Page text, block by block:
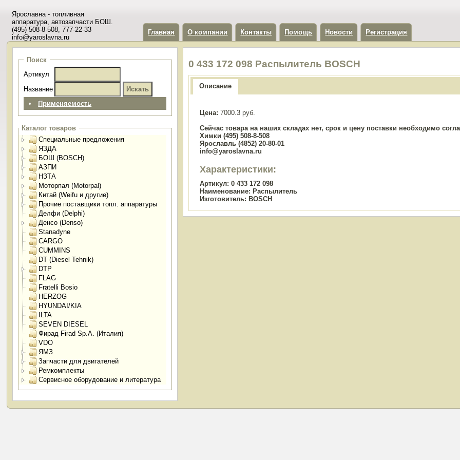
Ярославна - топливная
аппаратура, автозапчасти БОШ.
(495) 508-8-508, 777-22-33
info@yaroslavna.ru
Главная О компании Контакты Помощь Новости Регистрация
Поиск
Артикул
Название
Применяемость
Каталог товаров
Специальные предложения
ЯЗДА
БОШ (BOSCH)
АЗПИ
НЗТА
Моторпал (Motorpal)
Китай (Weifu и другие)
Прочие поставщики топл. аппаратуры
Делфи (Delphi)
Денсо (Denso)
Stanadyne
CARGO
CUMMINS
DT (Diesel Tehnik)
DTP
FLAG
Fratelli Bosio
HERZOG
HYUNDAI/KIA
ILTA
SEVEN DIESEL
Фирад Firad Sp.A. (Италия)
VDO
ЯМЗ
Запчасти для двигателей
Ремкомплекты
Сервисное оборудование и литература
0 433 172 098 Распылитель BOSCH
Описание
Цена: 7000.3 руб.
Сейчас товара на наших складах нет, срок и цену поставки необходимо
Химки (495) 508-8-508
Ярославль (4852) 20-80-01
info@yaroslavna.ru
Характеристики:
Артикул: 0 433 172 098
Наименование: Распылитель
Изготовитель: BOSCH